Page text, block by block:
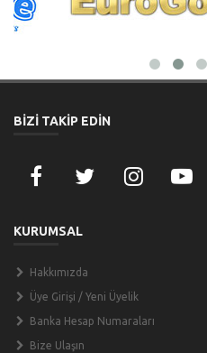
BİZİ TAKİP EDİN
KURUMSAL
Hakkımızda
Üye Girişi / Yeni Üyelik
Banka Hesap Numaraları
Bize Ulaşın